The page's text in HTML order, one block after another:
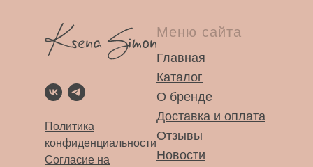
Политика
конфиденциальности
Согласие на
Меню сайта
Главная
Каталог
О бренде
Доставка и оплата
Отзывы
Новости